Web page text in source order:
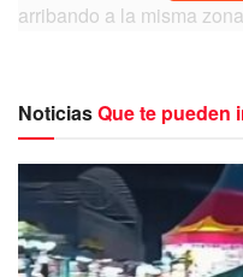
arribando a la misma
NoticiasQue te pueden